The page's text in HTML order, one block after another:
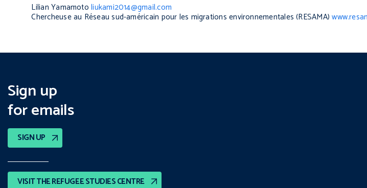
Lilian Yamamotoliukami2014@gmail.com
Chercheuse au Réseau sud-américain pour les migrations environnementales (RESAMA)
Sign up
for emails
SIGN UP
VISIT THE REFUGEE STUDIES CENTRE